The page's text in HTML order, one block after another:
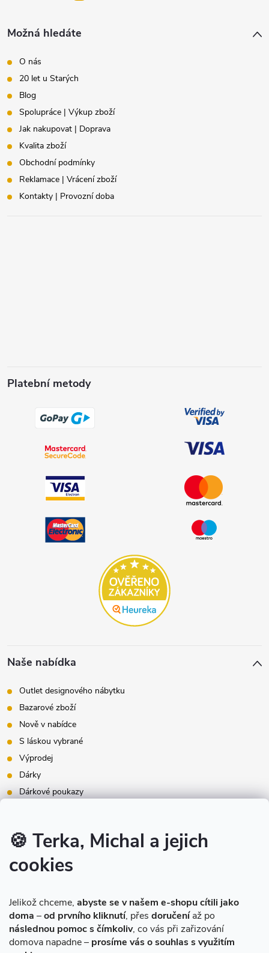
🍪 Terka, Michal a jejich
cookies
Jelikož chceme, abyste se v našem e-shopu cítili jako
doma –od prvního kliknutí, přes doručeníaž po
následnou pomoc s čímkoliv, co vás při zařizování
domova napadne – prosíme vás o souhlas s využitím
Možná hledáte
O nás
20 let u Starých
Blog
Spolupráce | Výkup zboží
Jak nakupovat | Doprava
Kvalita zboží
Obchodní podmínky
Reklamace | Vrácení zboží
Kontakty | Provozní doba
Platební metody
Naše nabídka
Outlet designového nábytku
Bazarové zboží
Nově v nabídce
S láskou vybrané
Výprodej
Dárky
Dárkové poukazy
Instagram